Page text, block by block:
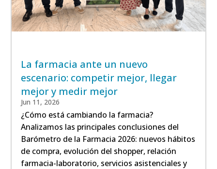
La farmacia ante un nuevo
escenario: competir mejor, llegar
mejor y medir mejor
Jun 11, 2026
¿Cómo está cambiando la farmacia?
Analizamos las principales conclusiones del
Barómetro de la Farmacia 2026: nuevos hábitos
de compra, evolución del shopper, relación
farmacia-laboratorio, servicios asistenciales y